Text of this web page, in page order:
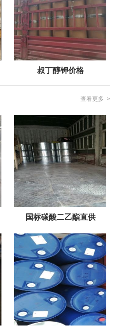
叔丁醇钾价格
查看更多 >
国标碳酸二乙酯直供